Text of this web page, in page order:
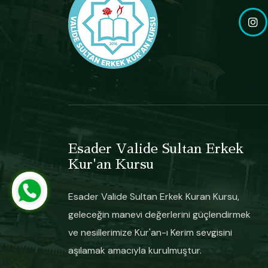
Esader Valide Sultan Erkek
Kur'an Kursu
Esader Valide Sultan Erkek Kuran Kursu,
geleceğin manevi değerlerini güçlendirmek
ve nesillerimize Kur'an-ı Kerim sevgisini
aşılamak amacıyla kurulmuştur.